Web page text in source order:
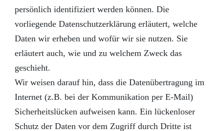
persönlich identifiziert werden können. Die
vorliegende Datenschutzerklärung erläutert, welche
Daten wir erheben und wofür wir sie nutzen. Sie
erläutert auch, wie und zu welchem Zweck das
geschieht.
Wir weisen darauf hin, dass die Datenübertragung im
Internet (z.B. bei der Kommunikation per E-Mail)
Sicherheitslücken aufweisen kann. Ein lückenloser
Schutz der Daten vor dem Zugriff durch Dritte ist